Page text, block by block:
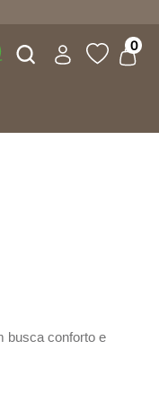
Buscar 0
busca conforto e